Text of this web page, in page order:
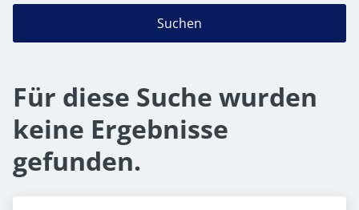
Suchen
Für diese Suche wurden
keine Ergebnisse
gefunden.